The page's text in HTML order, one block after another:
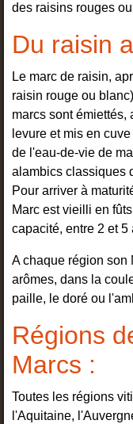
des raisins rouges
Du raisin
Le marc de raisin,
raisin rouge ou
marcs sont
levure et mis en
de l'eau-de-vie de
alambics classiques
Pour arriver à
Marc est vieilli en
capacité, entre 2 et 5
A chaque région son
arômes, dans la
paille, le doré ou
Régions
Marcs :
Toutes les régions
l'Aquitaine,